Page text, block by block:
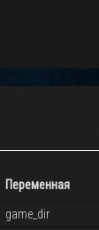
Переменная
game_dir